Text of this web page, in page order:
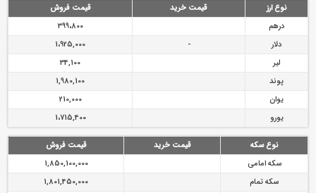
نوع ارز قیمت خرید
قیمت فروش
درهم
399،800
دلار
-
1،925,000
لیر
34,100
پوند
1,980,100
یوان
210,000
یورو
1،715,400
نوع سکه قیمت خرید
قیمت فروش
سکه امامی
1,850,100,000
سکه تمام
1,801,450,000